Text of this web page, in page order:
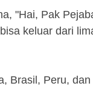
"Hai, Pak
keluar dari
Brasil, Peru,